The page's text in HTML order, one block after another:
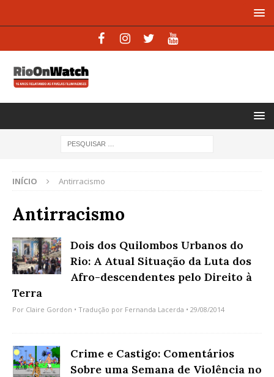
INÍCIO Antirracismo
Antirracismo
Dois dos Quilombos Urbanos do
Rio: A Atual Situação da Luta dos
Afro-descendentes pelo Direito à
Terra
Por Claire Gordon • Tradução por Fernanda Lacerda • 29/08/2014
Crime e Castigo: Comentários
Sobre uma Semana de Violência no